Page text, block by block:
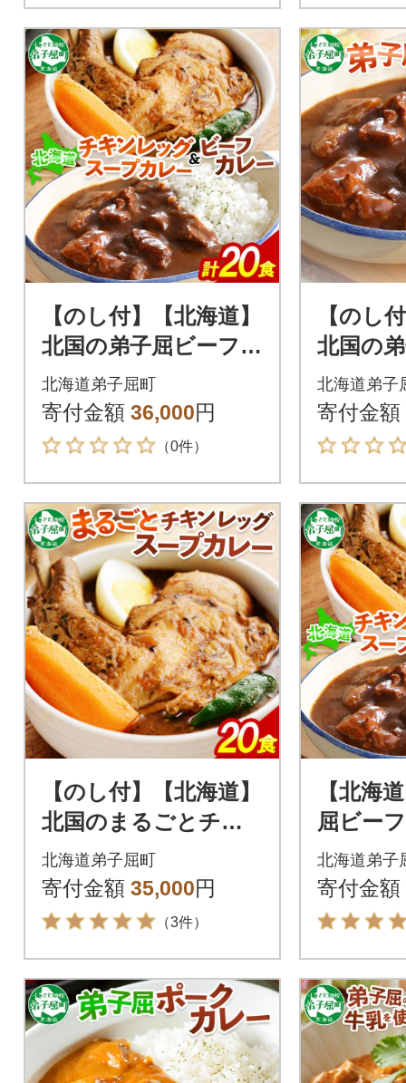
【のし付】【北海道】
北国の弟子屈ビーフカ
レー×10個&丸ごとチ
キンレッグスープカ
レー×10個3749
北海道弟子屈町
寄付金額 36,000円
（0件）
【のし
北国の
レー(中
48
北海道弟子
寄付金額
【のし付】【北海道】
北国のまるごとチキ
ンレッグスープカレ
ー300g×20個 3150
北海道弟子屈町
寄付金額 35,000円
（3件）
【北海
屈ビー
丸ごと
スープ
2
北海道弟子
寄付金額